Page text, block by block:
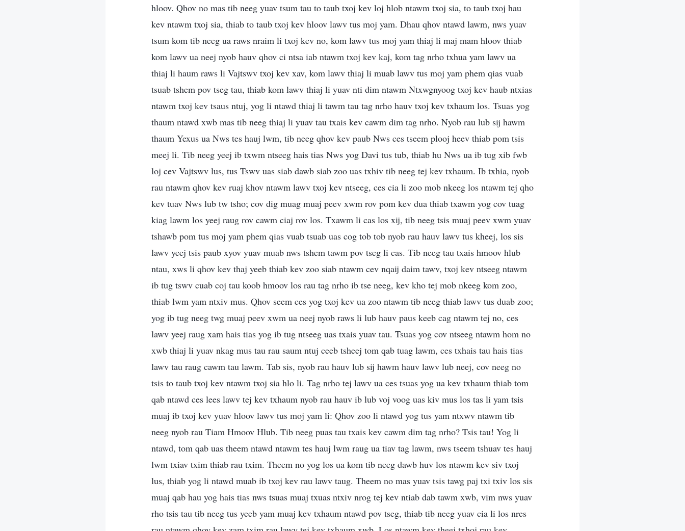
hloov. Qhov no mas tib neeg yuav tsum tau to taub txoj kev loj hlob ntawm txoj sia, to taub txoj hau
kev ntawm txoj sia, thiab to taub txoj kev hloov lawv tus moj yam. Dhau qhov ntawd lawm, nws yuav
tsum kom tib neeg ua raws nraim li txoj kev no, kom lawv tus moj yam thiaj li maj mam hloov thiab
kom lawv ua neej nyob hauv qhov ci ntsa iab ntawm txoj kev kaj, kom tag nrho txhua yam lawv ua
thiaj li haum raws li Vajtswv txoj kev xav, kom lawv thiaj li muab lawv tus moj yam phem qias vuab
tsuab tshem pov tseg tau, thiab kom lawv thiaj li yuav nti dim ntawm Ntxwgnyoog txoj kev haub ntxias
ntawm txoj kev tsaus ntuj, yog li ntawd thiaj li tawm tau tag nrho hauv txoj kev txhaum los. Tsuas yog
thaum ntawd xwb mas tib neeg thiaj li yuav tau txais kev cawm dim tag nrho. Nyob rau lub sij hawm
thaum Yexus ua Nws tes hauj lwm, tib neeg qhov kev paub Nws ces tseem plooj heev thiab pom tsis
meej li. Tib neeg yeej ib txwm ntseeg hais tias Nws yog Davi tus tub, thiab hu Nws ua ib tug xib fwb
loj cev Vajtswv lus, tus Tswv uas siab dawb siab zoo uas txhiv tib neeg tej kev txhaum. Ib txhia, nyob
rau ntawm qhov kev ruaj khov ntawm lawv txoj kev ntseeg, ces cia li zoo mob nkeeg los ntawm tej qho
kev tuav Nws lub tw tsho; cov dig muag muaj peev xwm rov pom kev dua thiab txawm yog cov tuag
kiag lawm los yeej raug rov cawm ciaj rov los. Txawm li cas los xij, tib neeg tsis muaj peev xwm yuav
tshawb pom tus moj yam phem qias vuab tsuab uas cog tob tob nyob rau hauv lawv tus kheej, los sis
lawv yeej tsis paub xyov yuav muab nws tshem tawm pov tseg li cas. Tib neeg tau txais hmoov hlub
ntau, xws li qhov kev thaj yeeb thiab kev zoo siab ntawm cev nqaij daim tawv, txoj kev ntseeg ntawm
ib tug tswv cuab coj tau koob hmoov los rau tag nrho ib tse neeg, kev kho tej mob nkeeg kom zoo,
thiab lwm yam ntxiv mus. Qhov seem ces yog txoj kev ua zoo ntawm tib neeg thiab lawv tus duab zoo;
yog ib tug neeg twg muaj peev xwm ua neej nyob raws li lub hauv paus keeb cag ntawm tej no, ces
lawv yeej raug xam hais tias yog ib tug ntseeg uas txais yuav tau. Tsuas yog cov ntseeg ntawm hom no
xwb thiaj li yuav nkag mus tau rau saum ntuj ceeb tsheej tom qab tuag lawm, ces txhais tau hais tias
lawv tau raug cawm tau lawm. Tab sis, nyob rau hauv lub sij hawm hauv lawv lub neej, cov neeg no
tsis to taub txoj kev ntawm txoj sia hlo li. Tag nrho tej lawv ua ces tsuas yog ua kev txhaum thiab tom
qab ntawd ces lees lawv tej kev txhaum nyob rau hauv ib lub voj voog uas kiv mus los tas li yam tsis
muaj ib txoj kev yuav hloov lawv tus moj yam li: Qhov zoo li ntawd yog tus yam ntxwv ntawm tib
neeg nyob rau Tiam Hmoov Hlub. Tib neeg puas tau txais kev cawm dim tag nrho? Tsis tau! Yog li
ntawd, tom qab uas theem ntawd ntawm tes hauj lwm raug ua tiav tag lawm, nws tseem tshuav tes hauj
lwm txiav txim thiab rau txim. Theem no yog los ua kom tib neeg dawb huv los ntawm kev siv txoj
lus, thiab yog li ntawd muab ib txoj kev rau lawv taug. Theem no mas yuav tsis tawg paj txi txiv los sis
muaj qab hau yog hais tias nws tsuas muaj txuas ntxiv nrog tej kev ntiab dab tawm xwb, vim nws yuav
rho tsis tau tib neeg tus yeeb yam muaj kev txhaum ntawd pov tseg, thiab tib neeg yuav cia li los nres